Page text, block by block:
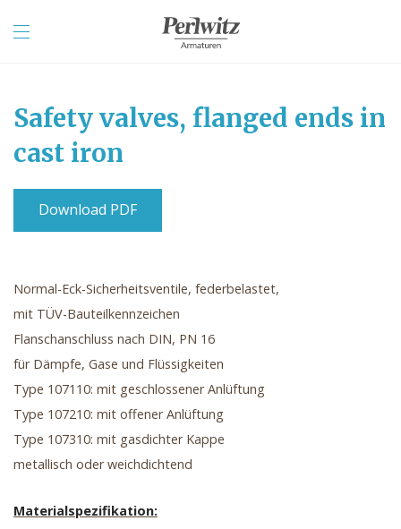
Safety valves, flanged ends in
cast iron
Download PDF
Normal-Eck-Sicherheitsventile, federbelastet,
mit TÜV-Bauteilkennzeichen
Flanschanschluss nach DIN, PN 16
für Dämpfe, Gase und Flüssigkeiten
Type 107110: mit geschlossener Anlüftung
Type 107210: mit offener Anlüftung
Type 107310: mit gasdichter Kappe
metallisch oder weichdichtend
Materialspezifikation: